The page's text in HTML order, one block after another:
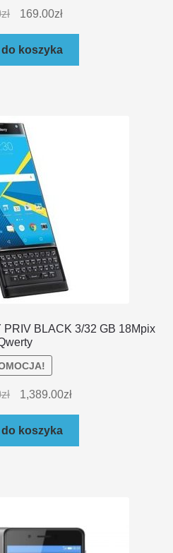
zł 169.00zł
do koszyka
BLACK 3/32 GB 18Mpix
zł 1,389.00zł
do koszyka